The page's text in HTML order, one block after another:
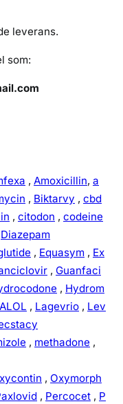
t
leverans.
som:
, Amoxicillin, a
, Biktarvy , cbd
, citodon , codeine
Diazepam
, Equasym , Ex
, Guanfaci
, Hydrom
, Lagevrio , Lev
, methadone ,
, Oxymorph
, Percocet , P